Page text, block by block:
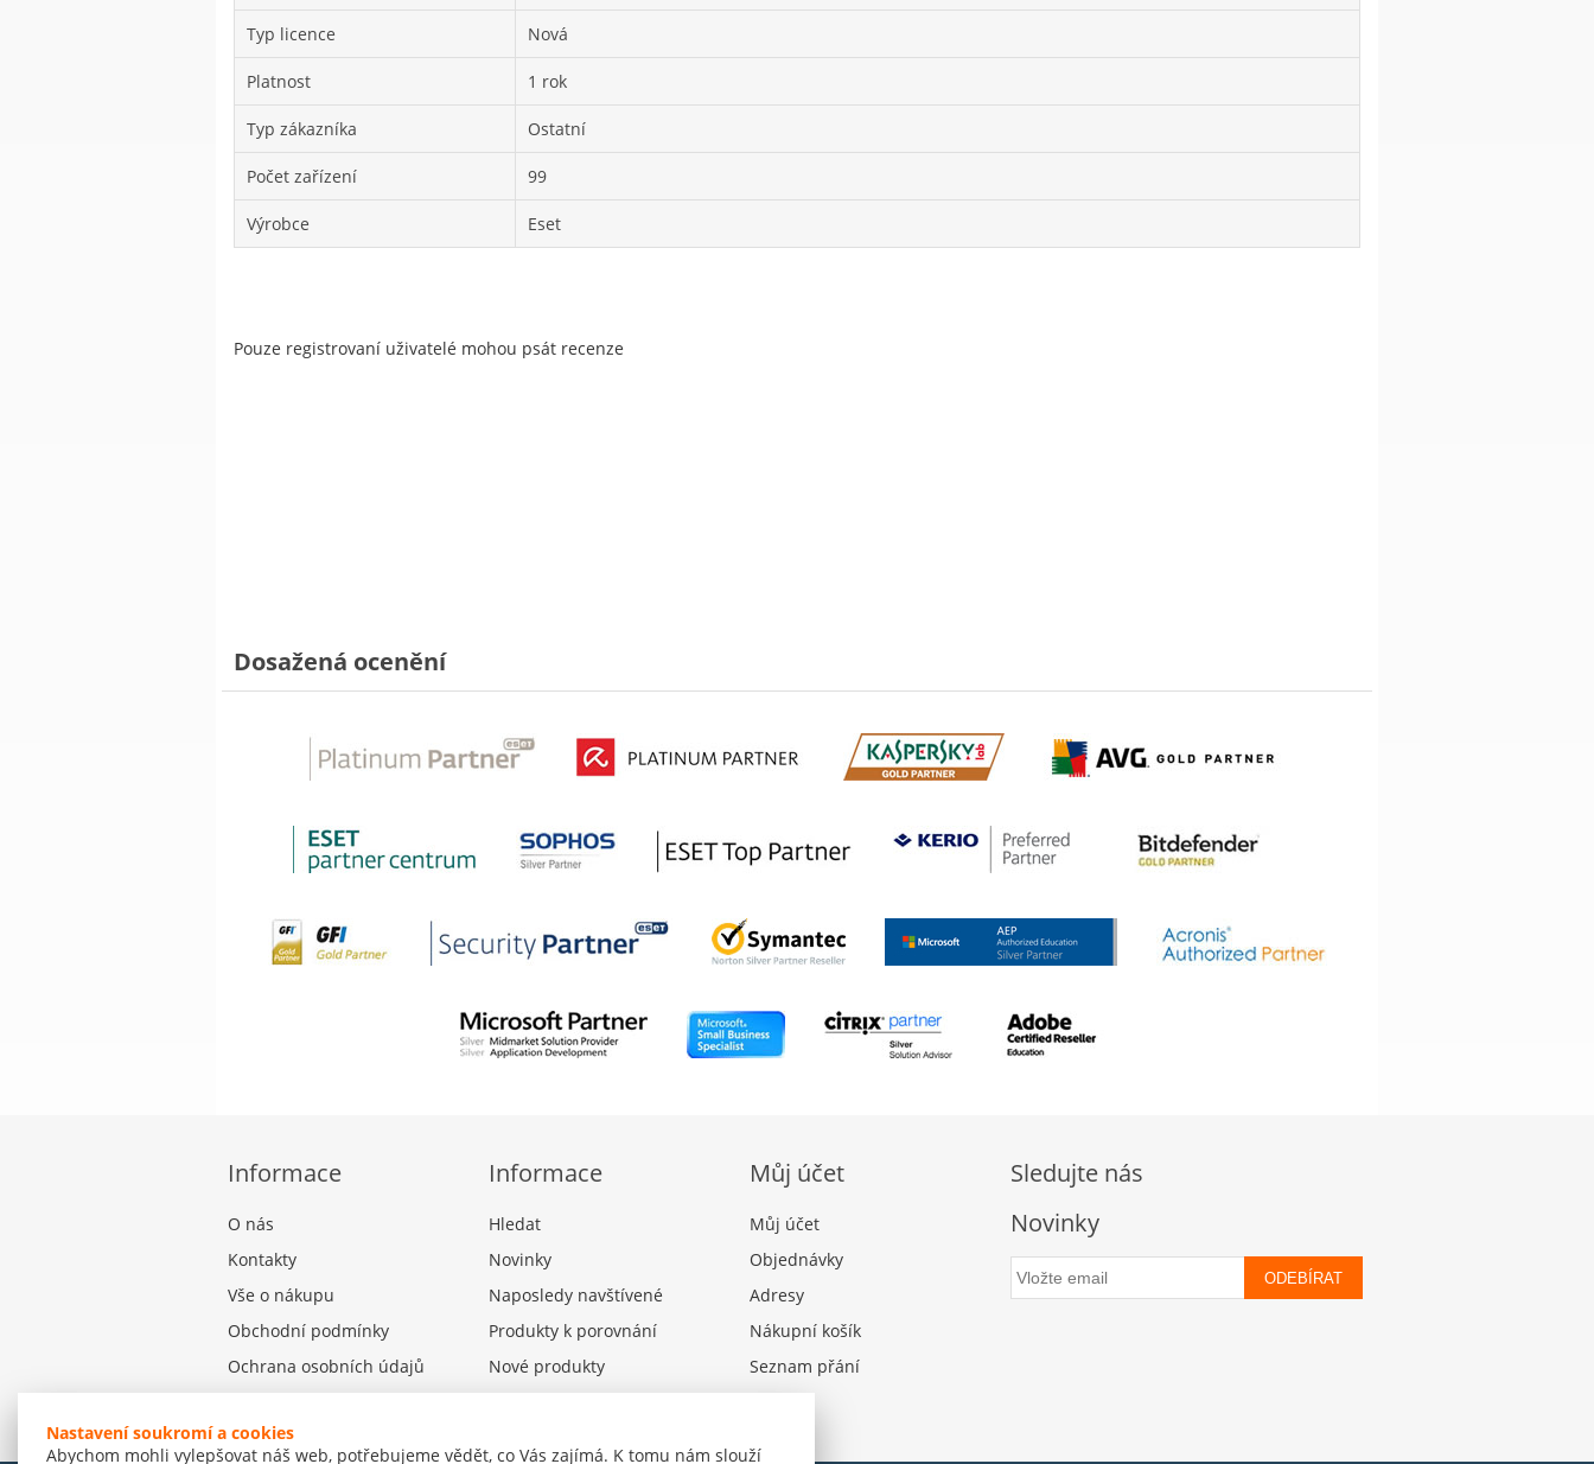
Nastavení soukromí a cookies
Abychom mohli vylepšovat náš web, potřebujeme vědět, co Vás zajímá. K tomu nám slouží
Typ licence Nová
Platnost 1 rok
Typ zákazníka Ostatní
Počet zařízení 99
Výrobce Eset
Pouze registrovaní uživatelé mohou psát recenze
Dosažená ocenění
Informace
O nás
Kontakty
Vše o nákupu
Obchodní podmínky
Ochrana osobních údajů
Informace
Hledat
Novinky
Naposledy navštívené
Produkty k porovnání
Nové produkty
Můj účet
Můj účet
Objednávky
Adresy
Nákupní košík
Seznam přání
Sledujte nás
Novinky
ODEBÍRAT